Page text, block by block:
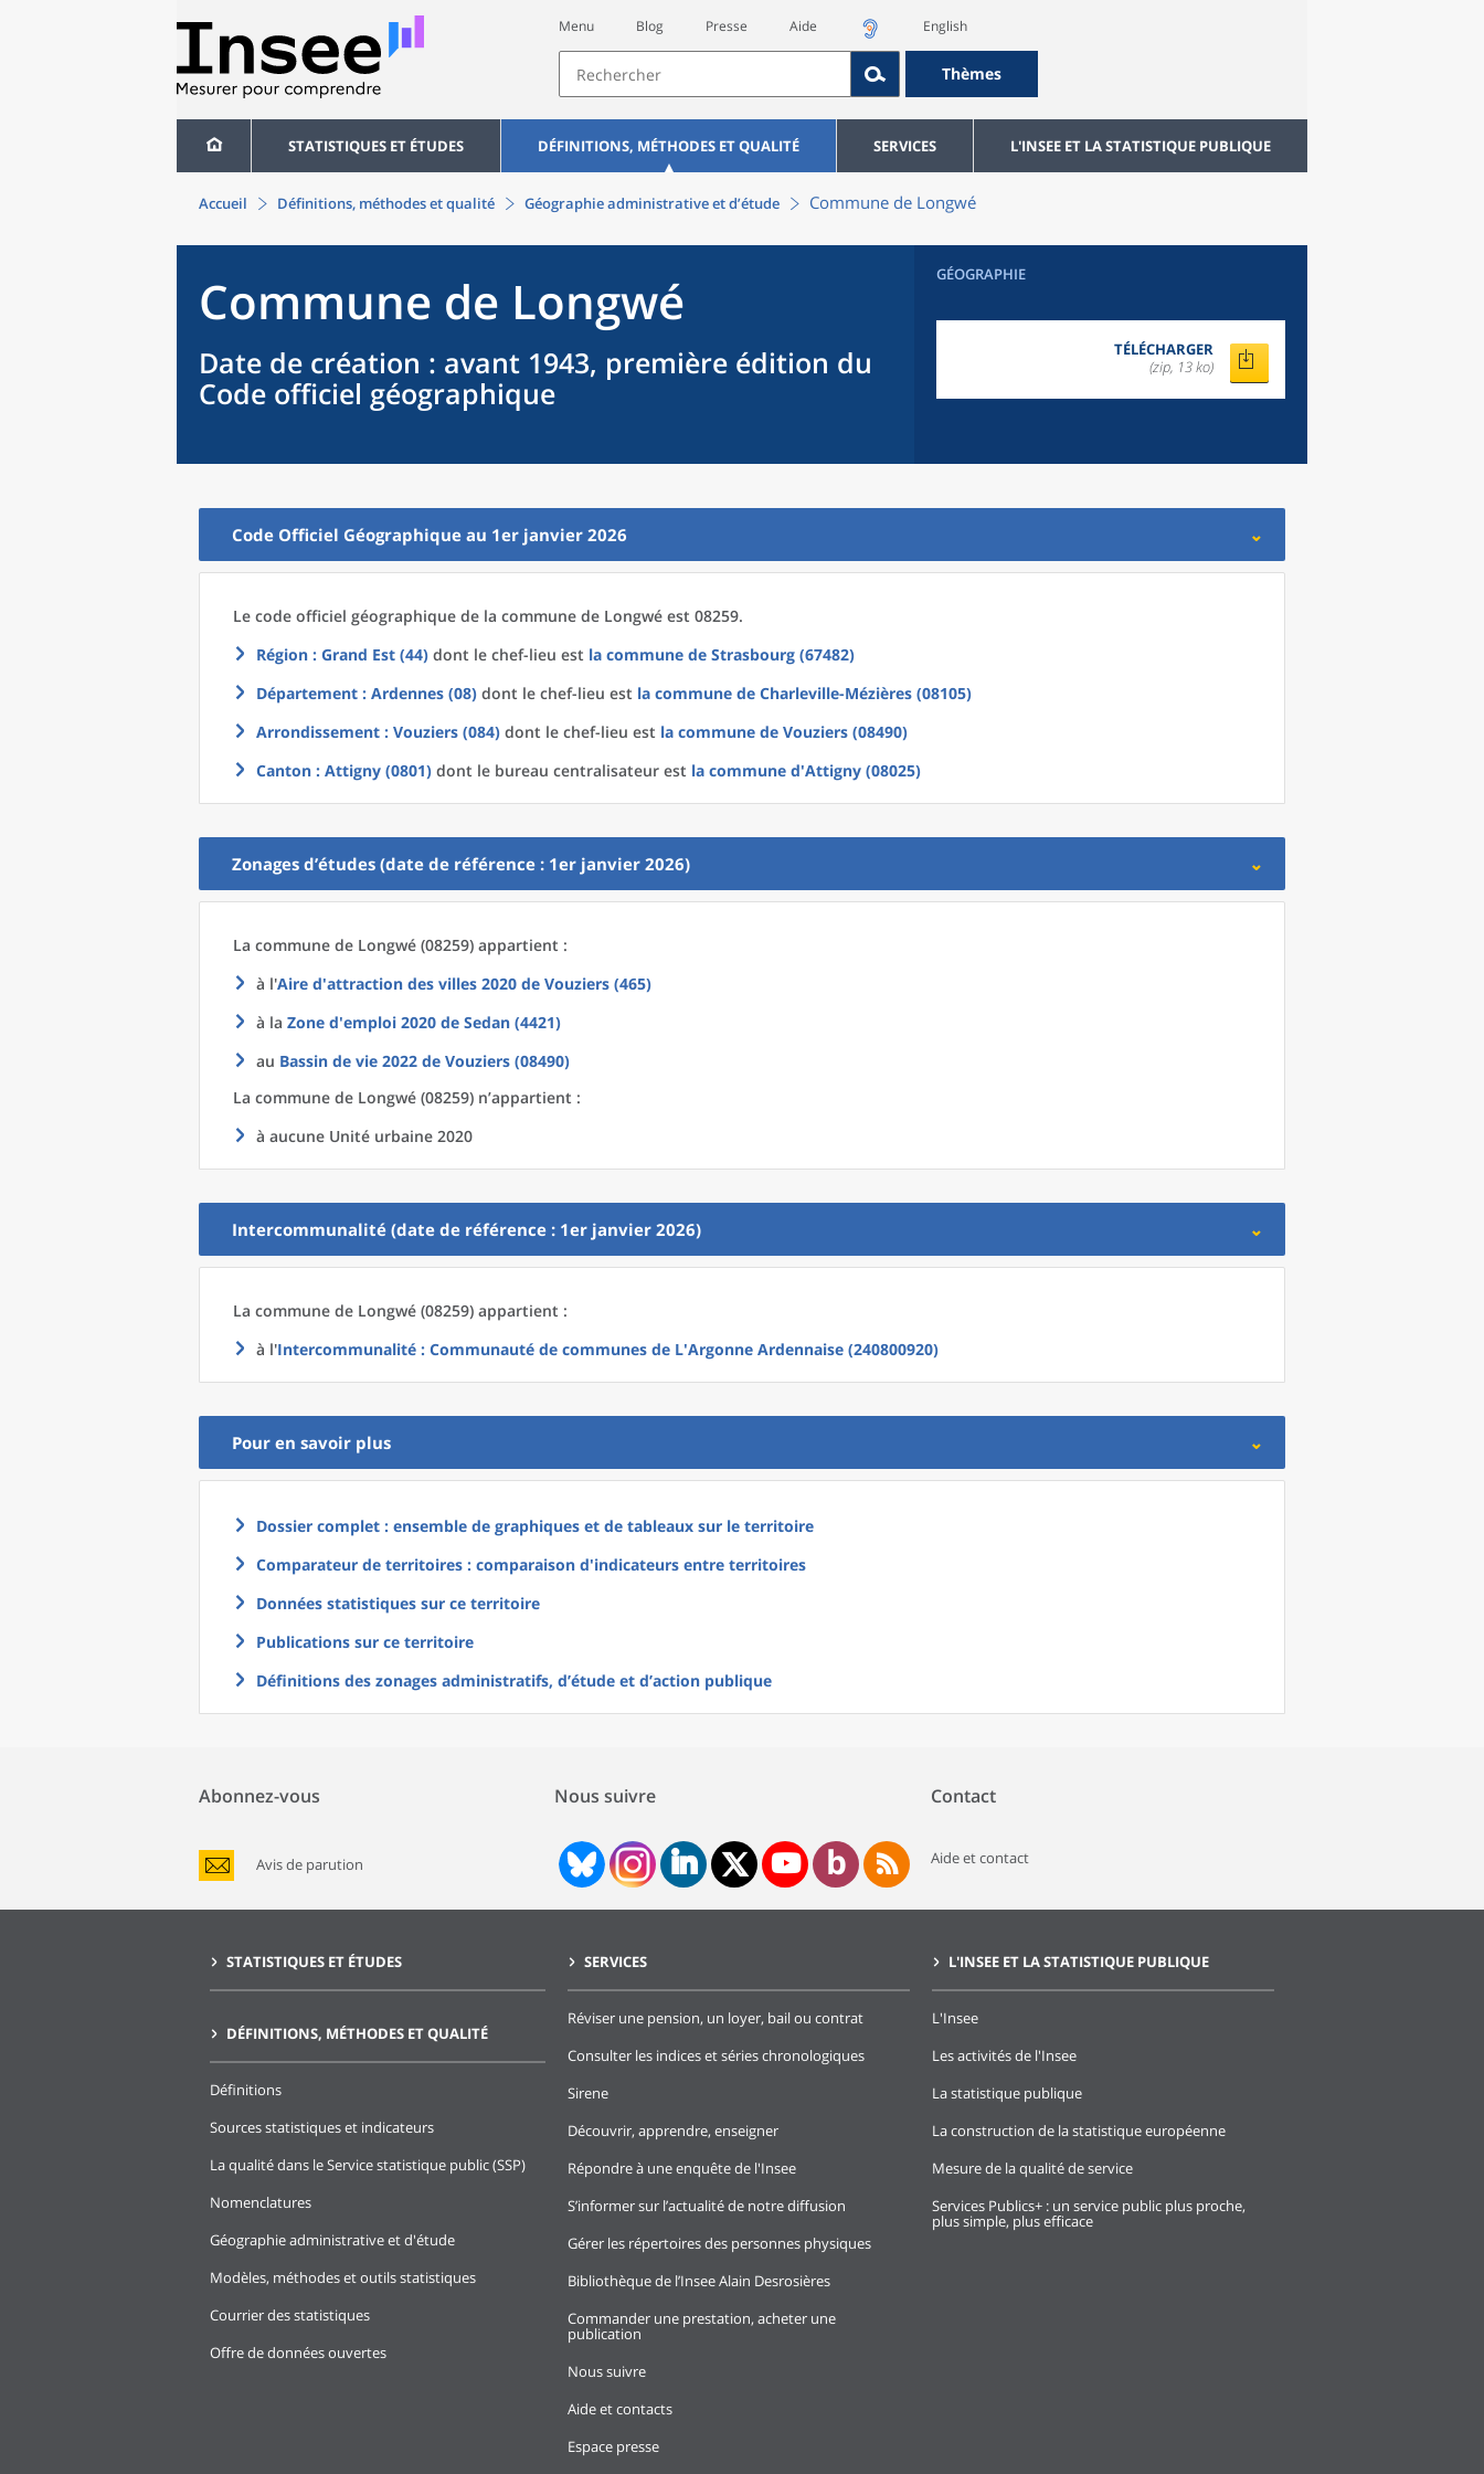
Menu Blog Presse Aide English
Thèmes
STATISTIQUES ET ÉTUDES DÉFINITIONS, MÉTHODES ET QUALITÉ SERVICES L'INSEE ET LA STATISTIQUE PUBLIQUE
Accueil Définitions, méthodes et qualité Géographie administrative et d’étude Commune de Longwé
Commune de Longwé
Date de création : avant 1943, première édition du
Code officiel géographique
GÉOGRAPHIE
TÉLÉCHARGER
(zip, 13 ko)
Code Officiel Géographique au 1er janvier 2026
Le code officiel géographique de la commune de Longwé est 08259.
Région : Grand Est (44) dont le chef-lieu est la commune de Strasbourg (67482)
Département : Ardennes (08) dont le chef-lieu est la commune de Charleville-Mézières (08105)
Arrondissement : Vouziers (084) dont le chef-lieu est la commune de Vouziers (08490)
Canton : Attigny (0801) dont le bureau centralisateur est la commune d'Attigny (08025)
Zonages d’études (date de référence : 1er janvier 2026)
La commune de Longwé (08259) appartient :
à l'Aire d'attraction des villes 2020 de Vouziers (465)
à la Zone d'emploi 2020 de Sedan (4421)
au Bassin de vie 2022 de Vouziers (08490)
La commune de Longwé (08259) n’appartient :
à aucune Unité urbaine 2020
Intercommunalité (date de référence : 1er janvier 2026)
La commune de Longwé (08259) appartient :
à l'Intercommunalité : Communauté de communes de L'Argonne Ardennaise (240800920)
Pour en savoir plus
Dossier complet : ensemble de graphiques et de tableaux sur le territoire
Comparateur de territoires : comparaison d'indicateurs entre territoires
Données statistiques sur ce territoire
Publications sur ce territoire
Définitions des zonages administratifs, d’étude et d’action publique
Abonnez-vous
Avis de parution
Nous suivre Contact
Aide et contact
STATISTIQUES ET ÉTUDES
DÉFINITIONS, MÉTHODES ET QUALITÉ
Définitions
Sources statistiques et indicateurs
La qualité dans le Service statistique public (SSP)
Nomenclatures
Géographie administrative et d'étude
Modèles, méthodes et outils statistiques
Courrier des statistiques
Offre de données ouvertes
SERVICES
Réviser une pension, un loyer, bail ou contrat
Consulter les indices et séries chronologiques
Sirene
Découvrir, apprendre, enseigner
Répondre à une enquête de l'Insee
S’informer sur l’actualité de notre diffusion
Gérer les répertoires des personnes physiques
Bibliothèque de l’Insee Alain Desrosières
Commander une prestation, acheter une
publication
Nous suivre
Aide et contacts
Espace presse
L'INSEE ET LA STATISTIQUE PUBLIQUE
L'Insee
Les activités de l'Insee
La statistique publique
La construction de la statistique européenne
Mesure de la qualité de service
Services Publics+ : un service public plus proche,
plus simple, plus efficace